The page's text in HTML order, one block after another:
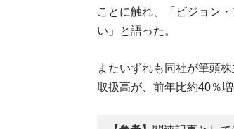
ことに触れ、「ビジョン
い」と語った。
またいずれも同社が筆頭
取扱高が、前年比約40％